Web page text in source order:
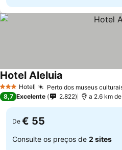
3 EstrelasHotel Perto dos museus
Hotel Aleluia
8,7 Excelente 2.822 a 2.6 km
De € 55
Consulte os preços de 2 sites